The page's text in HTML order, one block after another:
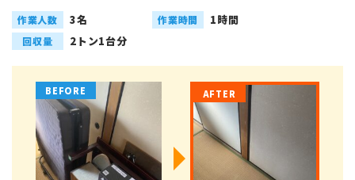
作業人数 3名 作業時間 1時間
回収量 2トン1台分